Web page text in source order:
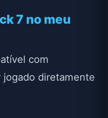
7 no meu
com
diretamente